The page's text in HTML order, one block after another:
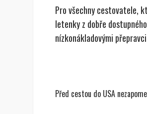
Pro všechny cestovatele,
letenky z dobře dostupného
nízkonákladovými
Před cestou do USA